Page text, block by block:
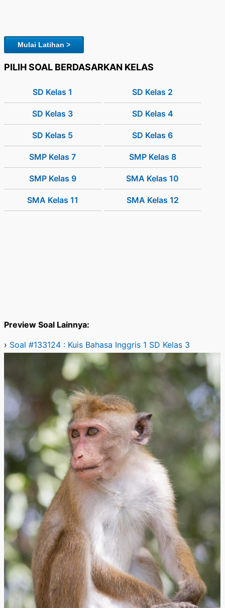
Mulai Latihan >
PILIH SOAL BERDASARKAN KELAS
SD Kelas 1 SD Kelas 2
SD Kelas 3 SD Kelas 4
SD Kelas 5 SD Kelas 6
SMP Kelas 7 SMP Kelas 8
SMP Kelas 9 SMA Kelas 10
SMA Kelas 11 SMA Kelas 12
Preview Soal Lainnya:
› Soal #133124 : Kuis Bahasa Inggris 1 SD Kelas 3